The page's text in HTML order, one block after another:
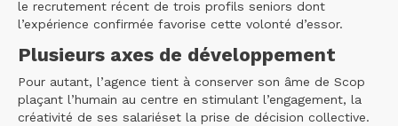
le recrutement récent de trois profils seniors dont
l’expérience confirmée favorise cette volonté d’essor.
Plusieurs axes de développement
Pour autant, l’agence tient à conserver son âme de Scop
plaçant l’humain au centre en stimulant l’engagement, la
créativité de ses salariéset la prise de décision collective.